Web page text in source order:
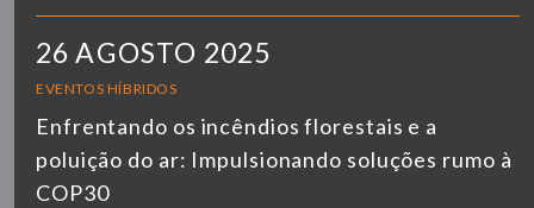
26 AGOSTO 2025
EVENTOS HÍBRIDOS
Enfrentando os incêndios florestais e a
poluição do ar: Impulsionando soluções rumo à
COP30